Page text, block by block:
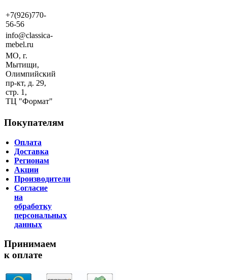
+7(926)770-
56-56
info@classica-
mebel.ru
МО, г.
Мытищи,
Олимпийский
пр-кт, д. 29,
стр. 1,
ТЦ "Формат"
Покупателям
Оплата
Доставка
Регионам
Акции
Производители
Согласие
на
обработку
персональных
данных
Принимаем
к оплате